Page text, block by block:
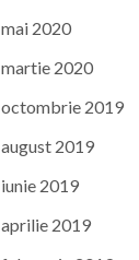
mai 2020
martie 2020
octombrie 2019
august 2019
iunie 2019
aprilie 2019